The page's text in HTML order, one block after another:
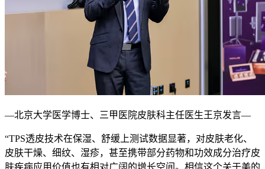
—北京大学医学博士、三甲医院皮肤科主任医生王京发言—
“TPS透皮技术在保湿、舒缓上测试数据显著，对皮肤老化、
皮肤干燥、细纹、湿疹，甚至携带部分药物和功效成分治疗皮